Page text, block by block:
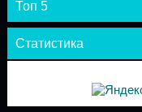
Топ 5
Статистика